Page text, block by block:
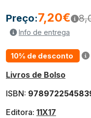
Preço:7,20€
Info de entrega
10% de desconto
Livros de Bolso
ISBN:
Editora: 11X17